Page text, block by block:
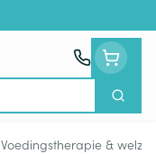
Zoek
Voedingstherapie & welzijn